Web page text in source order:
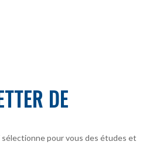
DE
sélectionne pour vous des études et